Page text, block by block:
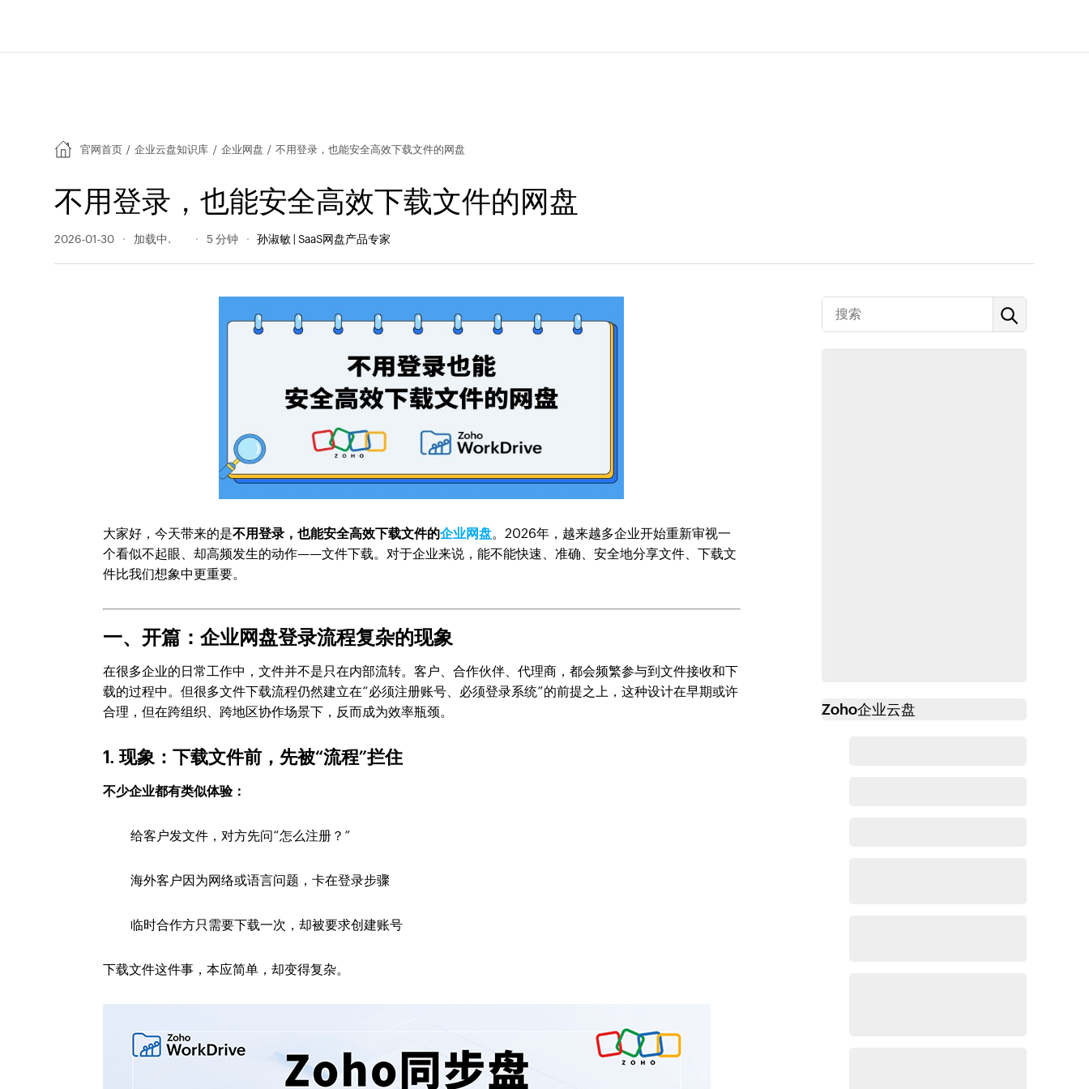
官网首页 / 企业云盘知识库 / 企业网盘 / 不用登录，也能安全高效下载文件的网盘
不用登录，也能安全高效下载文件的网盘
2026-01-30 127 阅读量 5 分钟 孙淑敏 | SaaS网盘产品专家
大家好，今天带来的是不用登录，也能安全高效下载文件的企业网盘。2026年，越来越多企业开始重新审视一
个看似不起眼、却高频发生的动作——文件下载。对于企业来说，能不能快速、准确、安全地分享文件、下载文
件比我们想象中更重要。
一、开篇：企业网盘登录流程复杂的现象
在很多企业的日常工作中，文件并不是只在内部流转。客户、合作伙伴、代理商，都会频繁参与到文件接收和下
载的过程中。但很多文件下载流程仍然建立在“必须注册账号、必须登录系统”的前提之上，这种设计在早期或许
合理，但在跨组织、跨地区协作场景下，反而成为效率瓶颈。
1. 现象：下载文件前，先被“流程”拦住
不少企业都有类似体验：
给客户发文件，对方先问“怎么注册？”
海外客户因为网络或语言问题，卡在登录步骤
临时合作方只需要下载一次，却被要求创建账号
下载文件这件事，本应简单，却变得复杂。
Zoho企业云盘